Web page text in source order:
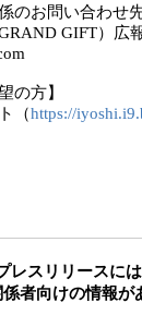
のお問い合わせ先
GIFT）広
の方】
（https://
レスリリースには
係者向けの情報が